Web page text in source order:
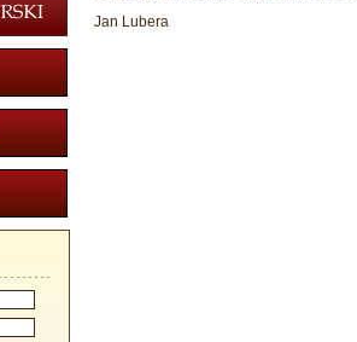
Jan Lubera